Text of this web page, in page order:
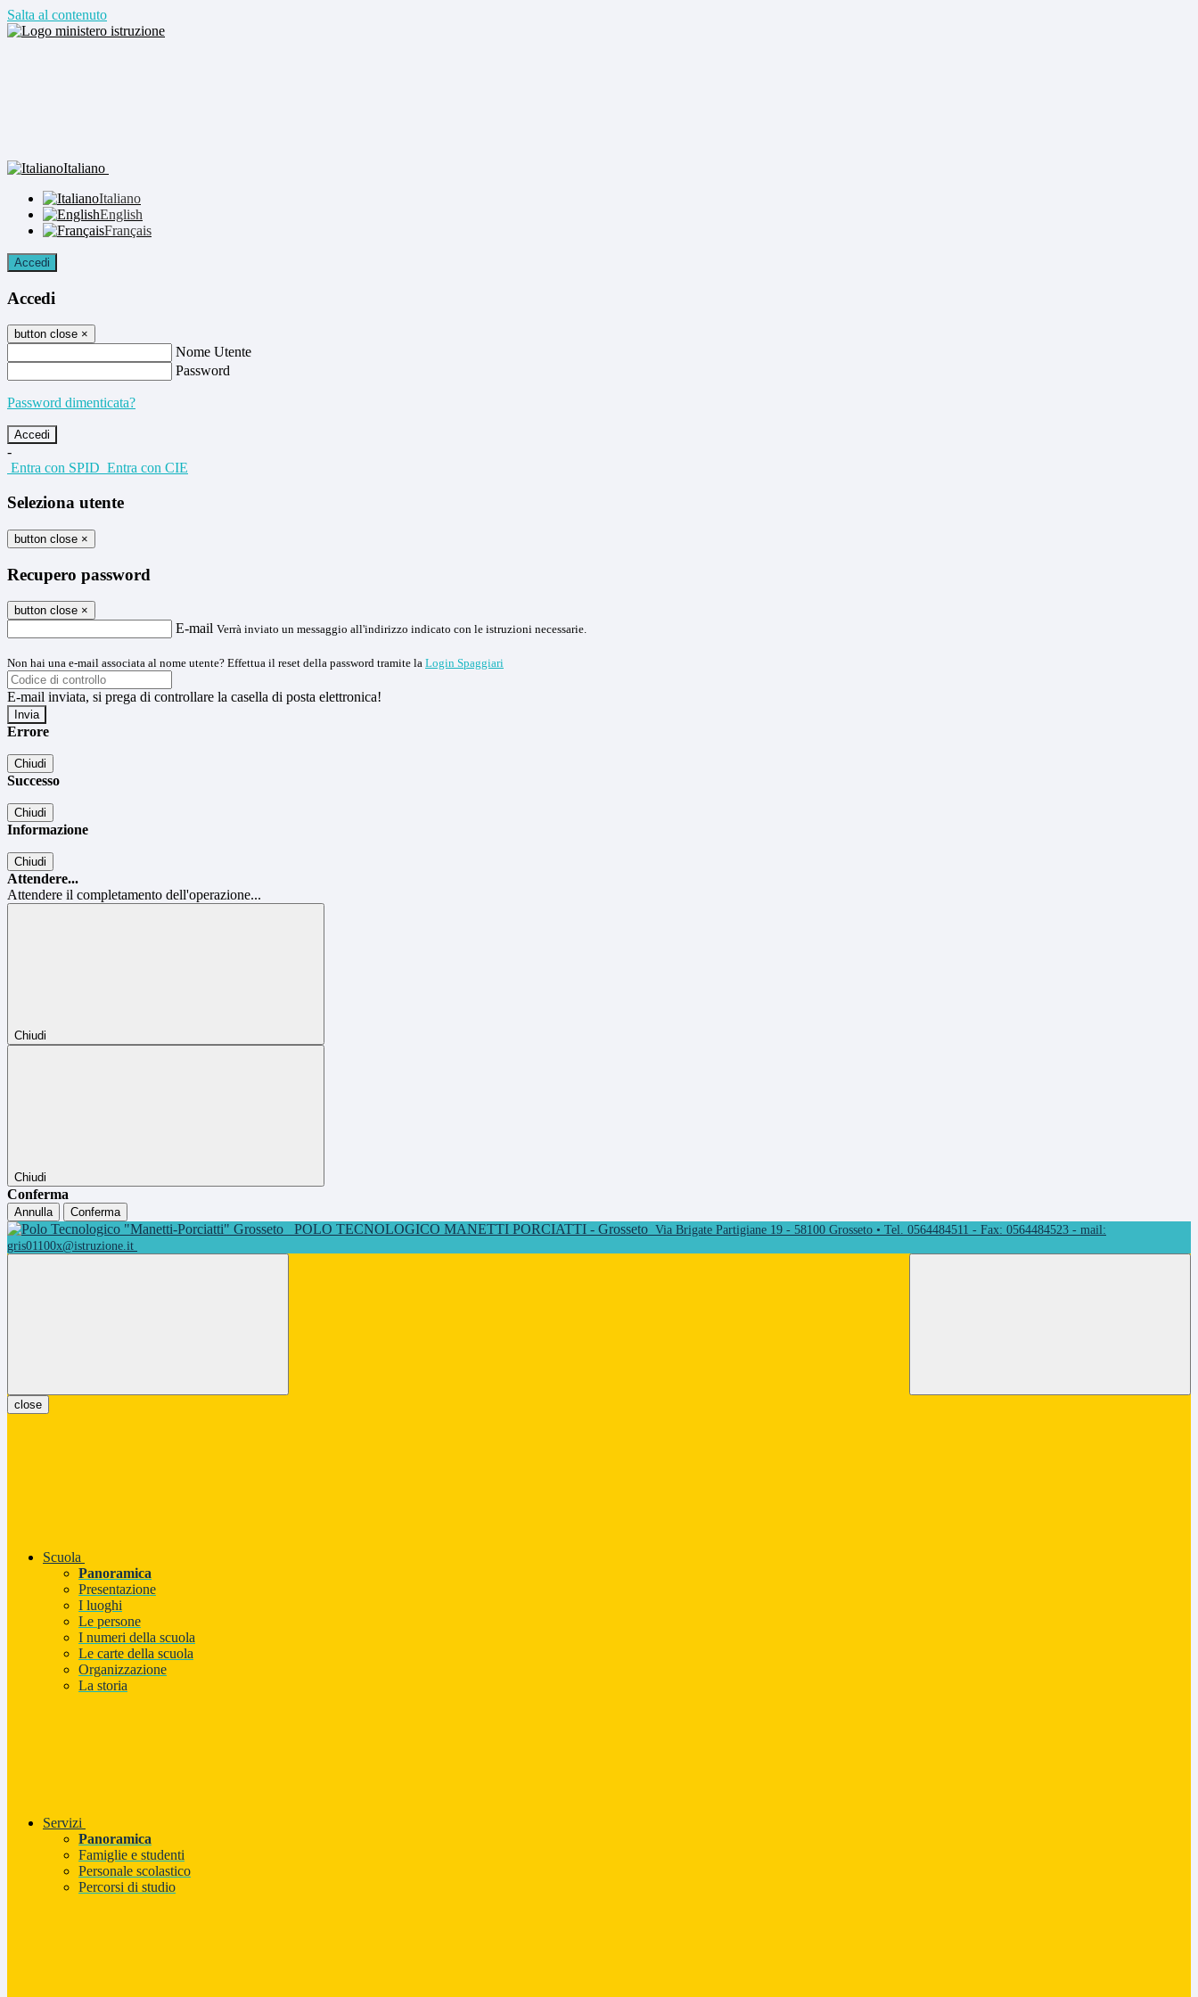
Salta al contenuto
Italiano
Italiano
English
Français
Accedi
Accedi
button close ×
Nome Utente
Password
Password dimenticata?
-
Entra con SPID Entra con CIE
Seleziona utente
button close ×
Recupero password
button close ×
E-mail Verrà inviato un messaggio all'indirizzo indicato con le istruzioni necessarie.
Non hai una e-mail associata al nome utente? Effettua il reset della password tramite la Login Spaggiari
E-mail inviata, si prega di controllare la casella di posta elettronica!
Errore
Chiudi
Successo
Chiudi
Informazione
Chiudi
Attendere...
Attendere il completamento dell'operazione...
Chiudi
Chiudi
Conferma
Annulla Conferma
POLO TECNOLOGICO MANETTI PORCIATTI - Grosseto Via Brigate Partigiane 19 - 58100 Grosseto • Tel. 0564484511 - Fax: 0564484523 - mail:
gris01100x@istruzione.it
close
Scuola
Panoramica
Presentazione
I luoghi
Le persone
I numeri della scuola
Le carte della scuola
Organizzazione
La storia
Servizi
Panoramica
Famiglie e studenti
Personale scolastico
Percorsi di studio